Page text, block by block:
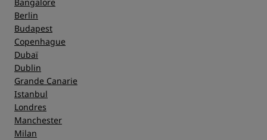
Berlin
Budapest
Copenhague
Dubaï
Dublin
Grande Canarie
Istanbul
Londres
Manchester
Milan